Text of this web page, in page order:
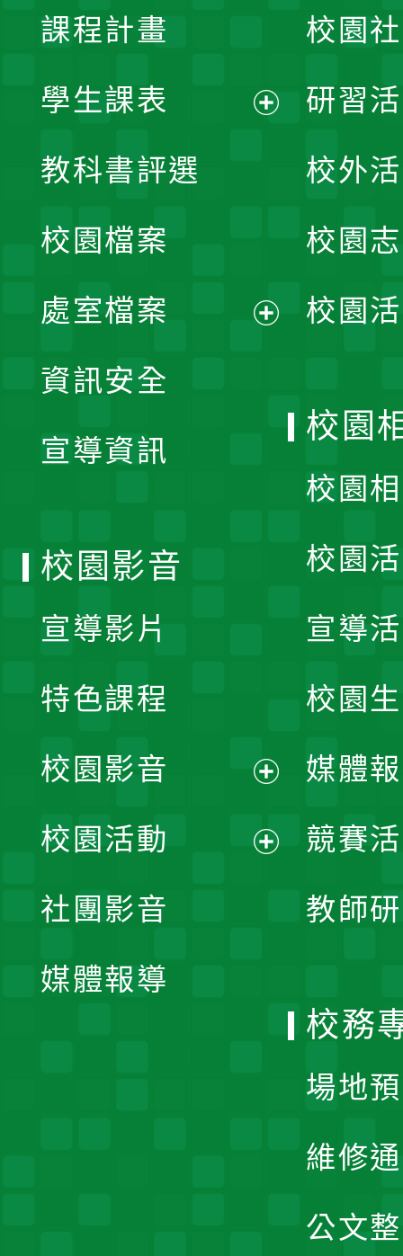
課程計畫
學生課表
單
教科書評選
校園檔案
處室檔案
資訊安全
宣導資訊
校園
研習
校外
校園
校園
校園
校園
校園
宣導
校園
媒體
競賽
教師
校園影音
宣導影片
特色課程
校園影音
開
校園活動
社團影音
媒體報導
校務
場地
維修
公文